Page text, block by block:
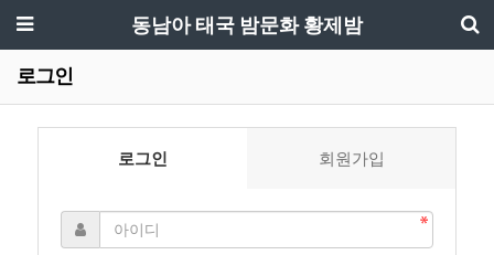
동남아 태국 밤문화 황제밤
로그인
로그인 회원가입